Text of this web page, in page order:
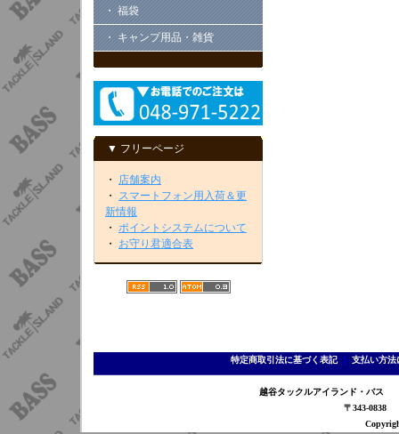
・ 福袋
・ キャンプ用品・雑貨
▼ フリーページ
・ 店舗案内
・ スマートフォン用入荷＆更
新情報
・ ポイントシステムについて
・ お守り君適合表
特定商取引法に基づく表記｜ 支払い方法
越谷タックルアイランド・バ
〒343-0838